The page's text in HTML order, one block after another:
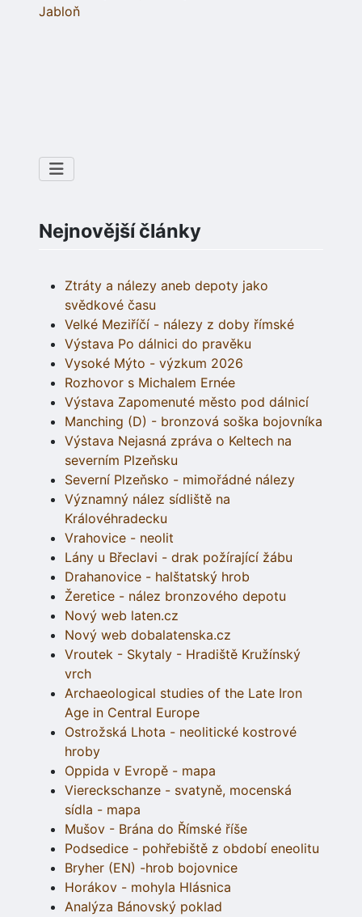
Jabloň
Nejnovější články
Ztráty a nálezy aneb depoty jako
svědkové času
Velké Meziříčí - nálezy z doby římské
Výstava Po dálnici do pravěku
Vysoké Mýto - výzkum 2026
Rozhovor s Michalem Ernée
Výstava Zapomenuté město pod dálnicí
Manching (D) - bronzová soška bojovníka
Výstava Nejasná zpráva o Keltech na
severním Plzeňsku
Severní Plzeňsko - mimořádné nálezy
Významný nález sídliště na
Královéhradecku
Vrahovice - neolit
Lány u Břeclavi - drak požírající žábu
Drahanovice - halštatský hrob
Žeretice - nález bronzového depotu
Nový web laten.cz
Nový web dobalatenska.cz
Vroutek - Skytaly - Hradiště Kružínský
vrch
Archaeological studies of the Late Iron
Age in Central Europe
Ostrožská Lhota - neolitické kostrové
hroby
Oppida v Evropě - mapa
Viereckschanze - svatyně, mocenská
sídla - mapa
Mušov - Brána do Římské říše
Podsedice - pohřebiště z období eneolitu
Bryher (EN) -hrob bojovnice
Horákov - mohyla Hlásnica
Analýza Bánovský poklad